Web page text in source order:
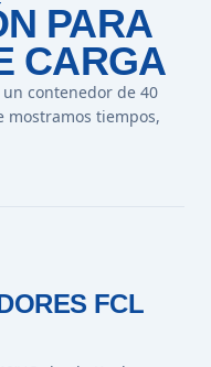
PARA
CARGA
contenedor de 40
mostramos tiempos,
FCL